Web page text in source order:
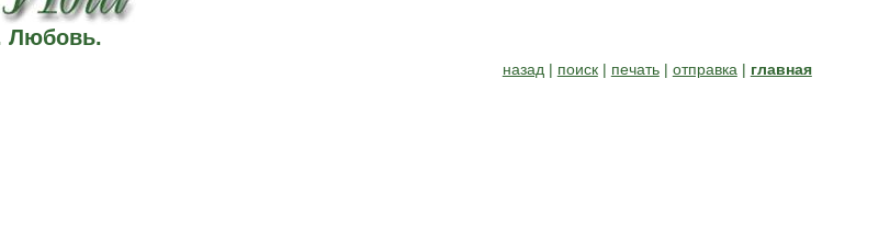
Любовь.
назад | поиск| печать| отправка | главная